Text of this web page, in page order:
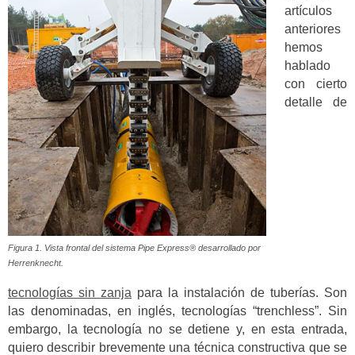
Figura 1. Vista frontal del sistema Pipe Express® desarrollado por
Herrenknecht.
artículos
anteriores
hemos
hablado
con cierto
detalle de
tecnologías sin zanja para la instalación de tuberías. Son
las denominadas, en inglés, tecnologías “trenchless”. Sin
embargo, la tecnología no se detiene y, en esta entrada,
quiero describir brevemente una técnica constructiva que se